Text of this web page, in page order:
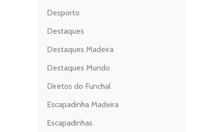
Desporto
Destaques
Destaques Madeira
Destaques Mundo
Diretos do Funchal
Escapadinha Madeira
Escapadinhas